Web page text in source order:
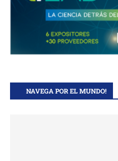
NAVEGA POR EL MUNDO!